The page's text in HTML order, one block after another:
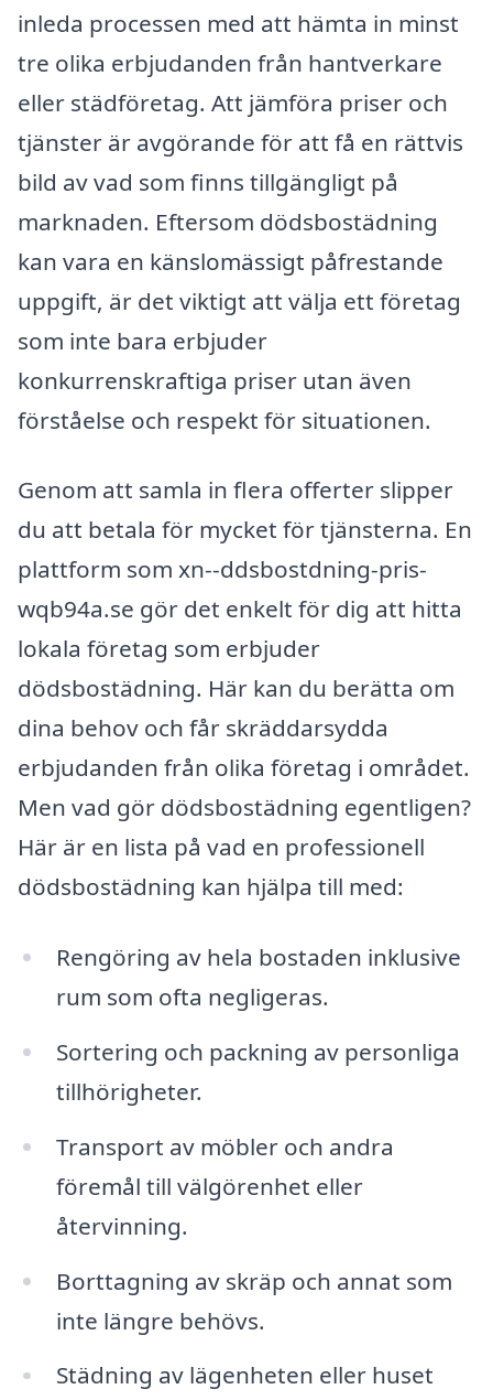
inleda processen med att hämta in minst
tre olika erbjudanden från hantverkare
eller städföretag. Att jämföra priser och
tjänster är avgörande för att få en rättvis
bild av vad som finns tillgängligt på
marknaden. Eftersom dödsbostädning
kan vara en känslomässigt påfrestande
uppgift, är det viktigt att välja ett företag
som inte bara erbjuder
konkurrenskraftiga priser utan även
förståelse och respekt för situationen.
Genom att samla in flera offerter slipper
du att betala för mycket för tjänsterna. En
plattform som xn--ddsbostdning-pris-
wqb94a.se gör det enkelt för dig att hitta
lokala företag som erbjuder
dödsbostädning. Här kan du berätta om
dina behov och får skräddarsydda
erbjudanden från olika företag i området.
Men vad gör dödsbostädning egentligen?
Här är en lista på vad en professionell
dödsbostädning kan hjälpa till med:
Rengöring av hela bostaden inklusive
rum som ofta negligeras.
Sortering och packning av personliga
tillhörigheter.
Transport av möbler och andra
föremål till välgörenhet eller
återvinning.
Borttagning av skräp och annat som
inte längre behövs.
Städning av lägenheten eller huset